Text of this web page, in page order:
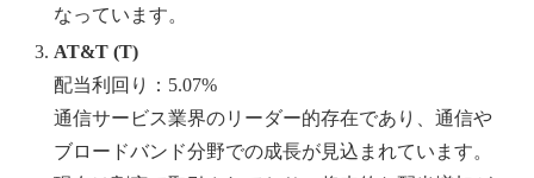
なっています。
AT&T (T)
配当利回り：5.07%
通信サービス業界のリーダー的存在であり、通信や
ブロードバンド分野での成長が見込まれています。